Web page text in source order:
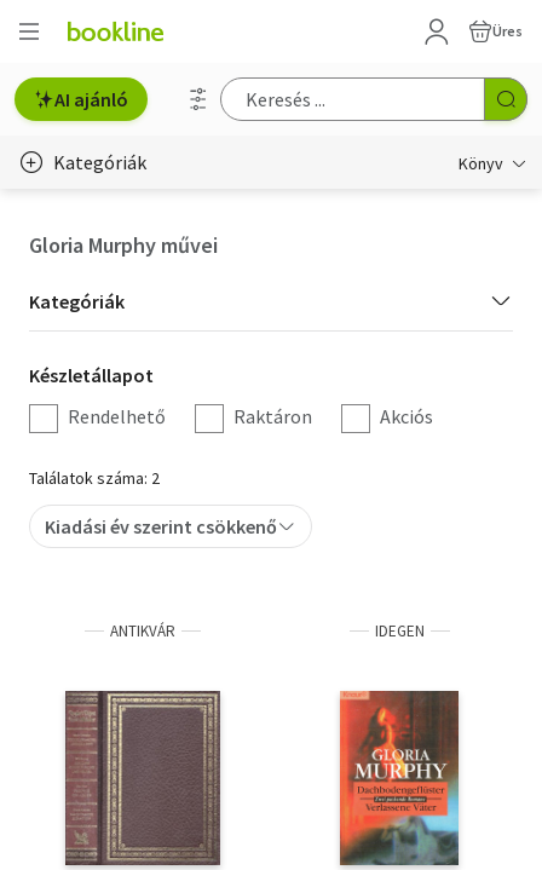
Üres
AI ajánló
Kategóriák Könyv
Hobbi, szabadidő
Irodalom
Művészet
Szakkönyv
Tankönyv, segédkönyv
Társadalomtudomány
Természettudomány
Történelem
Vallás
Gloria Murphy művei
Kategória
szűrés
Kategóriák
Készletállapot
szűrés
Készletállapot
Rendelhető
Raktáron Akciós
Találatok száma: 2
Kiadási év szerint csökkenő
ANTIKVÁR IDEGEN